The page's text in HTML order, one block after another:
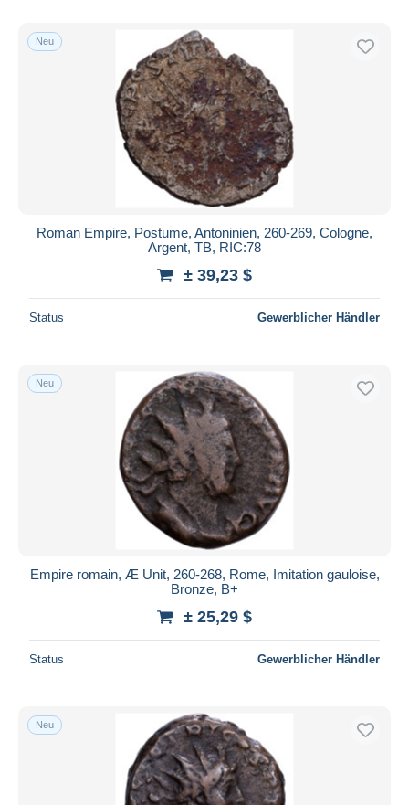
Neu
Roman Empire, Postume, Antoninien, 260-269, Cologne,
Argent, TB, RIC:78
± 39,23 $
Status Gewerblicher Händler
Neu
Empire romain, Æ Unit, 260-268, Rome, Imitation gauloise,
Bronze, B+
± 25,29 $
Status Gewerblicher Händler
Neu